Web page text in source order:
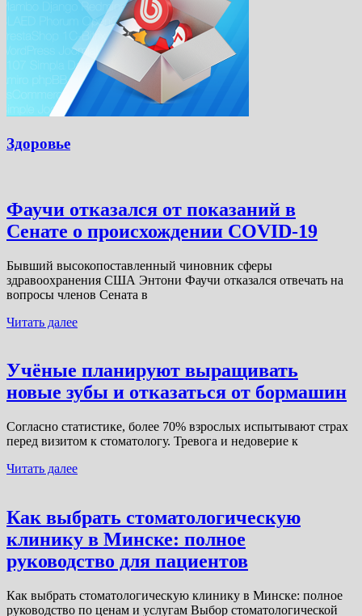
Здоровье
Фаучи отказался от показаний в
Сенате о происхождении COVID-19
Бывший высокопоставленный чиновник сферы
здравоохранения США Энтони Фаучи отказался отвечать на
вопросы членов Сената в
Читать далее
Учёные планируют выращивать
новые зубы и отказаться от бормашин
Согласно статистике, более 70% взрослых испытывают страх
перед визитом к стоматологу. Тревога и недоверие к
Читать далее
Как выбрать стоматологическую
клинику в Минске: полное
руководство для пациентов
Как выбрать стоматологическую клинику в Минске: полное
руководство по ценам и услугам Выбор стоматологической